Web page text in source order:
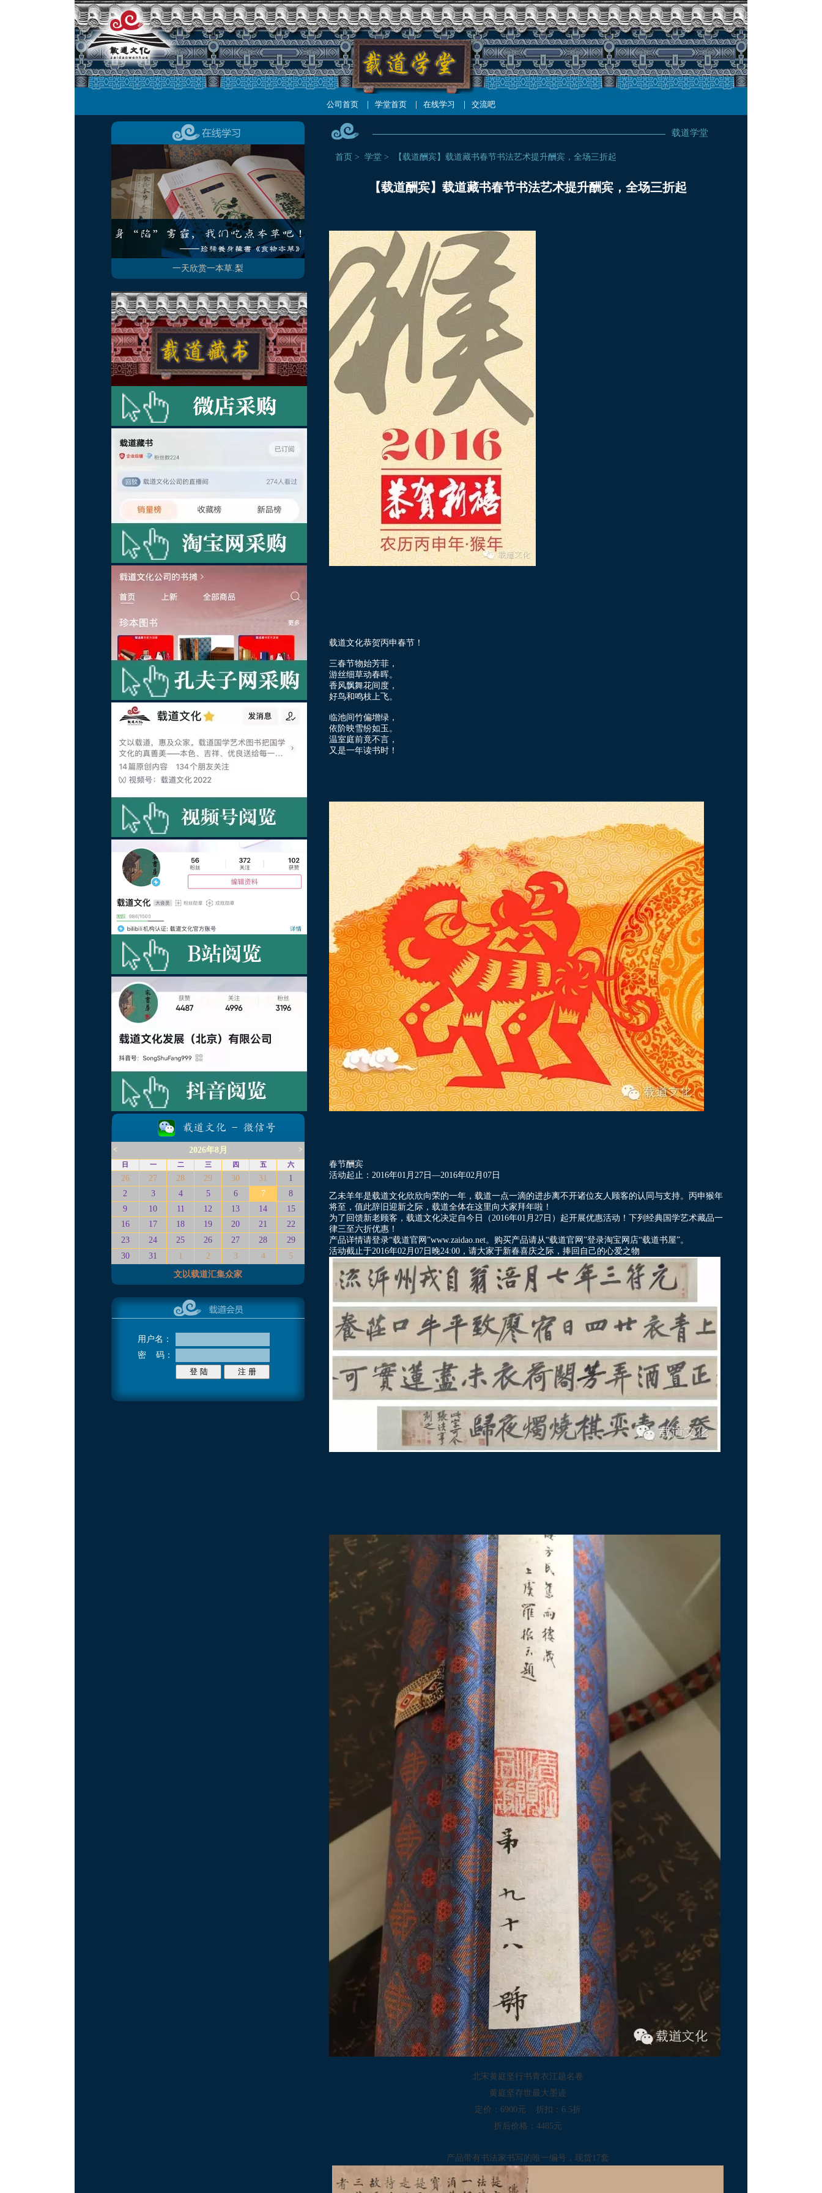
公司首页 学堂首页 在线学习 交流吧
一天欣赏一本草.梨
< 2026年8月 >
日 一 二 三 四 五 六
26 27 28 29 30 31
1
2
3 4 5 6 7
8
9
10 11 12 13 14
15
16
17 18 19 20 21
22
23
24 25 26 27 28
29
30
31 1 2 3 4
5
文以载道汇集众家
用户名：
密 码：
载道学堂
首页 > 学堂 > 【载道酬宾】载道藏书春节书法艺术提升酬宾，全场三折起
【载道酬宾】载道藏书春节书法艺术提升酬宾，全场三折起
载道文化恭贺丙申春节！
三春节物始芳菲，
游丝细草动春晖。
香风飘舞花间度，
好鸟和鸣枝上飞。
临池间竹偏增绿，
依阶映雪纷如玉。
温室庭前竟不言，
又是一年读书时！
春节酬宾
活动起止：2016年01月27日—2016年02月07日
乙未羊年是载道文化欣欣向荣的一年，载道一点一滴的进步离不开诸位友人顾客的认同与支持。丙申猴年
将至，值此辞旧迎新之际，载道全体在这里向大家拜年啦！
为了回馈新老顾客，载道文化决定自今日（2016年01月27日）起开展优惠活动！下列经典国学艺术藏品一
律三至六折优惠！
产品详情请登录“载道官网”www.zaidao.net。购买产品请从“载道官网”登录淘宝网店“载道书屋”。
活动截止于2016年02月07日晚24:00，请大家于新春喜庆之际，捧回自己的心爱之物
北宋黄庭坚行书青衣江题名卷
黄庭坚存世最大墨迹
定价：6900元 折扣：6.5折
折后价格：4485元
产品带有书法家书写的唯一编号，现货17套